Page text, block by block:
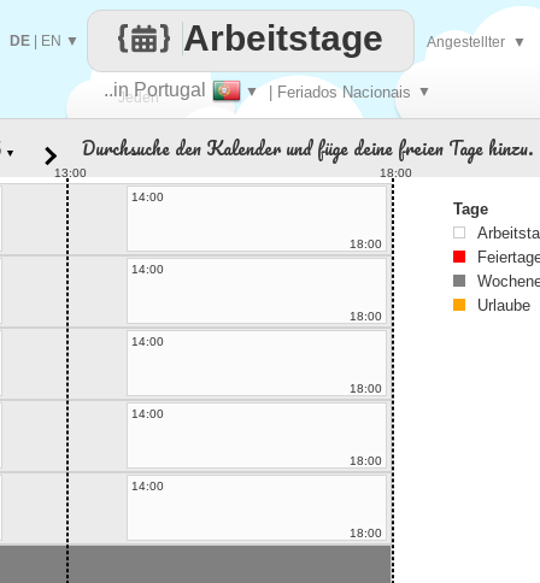
Jeden
..in Portugal ▼ | Feriados Nacionais ▼
Arbeitstage
DE EN ▼ Angestellter ▼
▼ Durchsuche den Kalender und füge deine freien Tage hinzu.
13:00
18:00
14:00
18:00
14:00
18:00
14:00
18:00
14:00
18:00
14:00
18:00
Tage
Urlaube